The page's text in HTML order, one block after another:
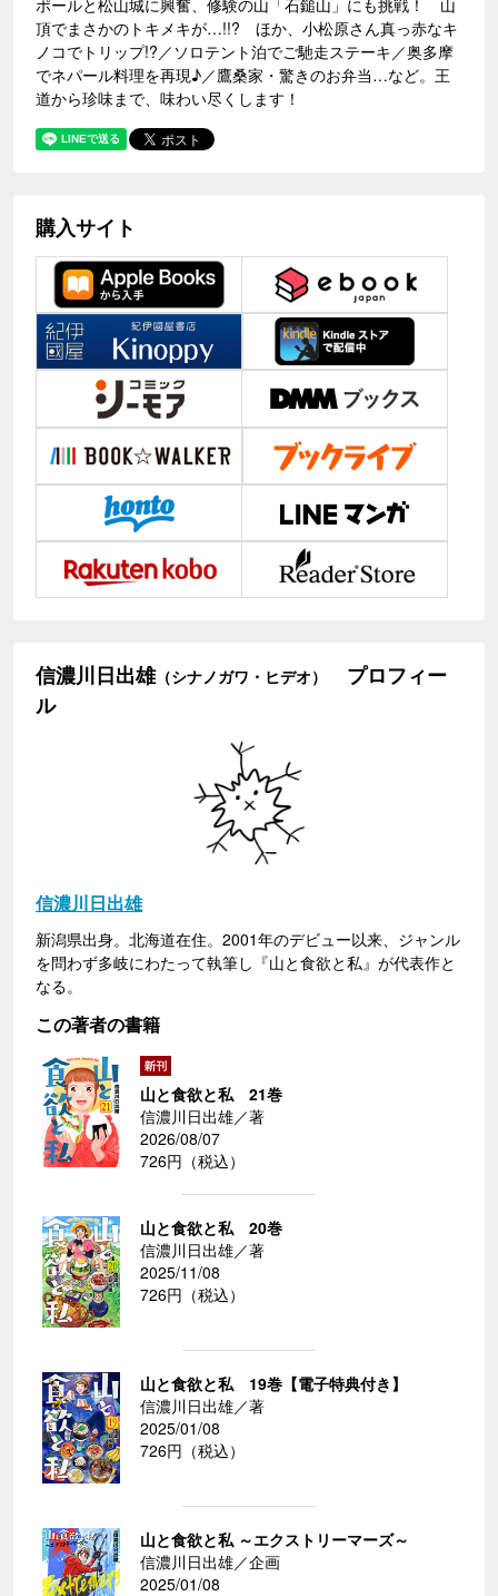
ポールと松山城に興奮、修験の山「石鎚山」にも挑戦！ 山
頂でまさかのトキメキが…!!? ほか、小松原さん真っ赤なキ
ノコでトリップ!?／ソロテント泊でご馳走ステーキ／奥多摩
でネパール料理を再現♪／鷹桑家・驚きのお弁当…など。王
道から珍味まで、味わい尽くします！
購入サイト
信濃川日出雄（シナノガワ・ヒデオ）
プロフィー
ル
信濃川日出雄
新潟県出身。北海道在住。2001年のデビュー以来、ジャンル
を問わず多岐にわたって執筆し『山と食欲と私』が代表作と
なる。
この著者の書籍
山と食欲と私 21巻
信濃川日出雄／著
2026/08/07
726円（税込）
山と食欲と私 20巻
信濃川日出雄／著
2025/11/08
726円（税込）
山と食欲と私 19巻【電子特典付き】
信濃川日出雄／著
2025/01/08
726円（税込）
山と食欲と私 ～エクストリーマーズ～
信濃川日出雄／企画
2025/01/08